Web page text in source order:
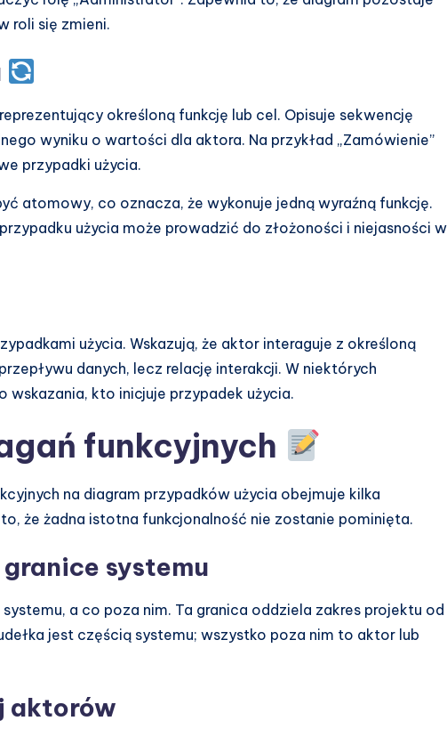
roli się zmieni.
określoną funkcję lub cel. Opisuje sekwencję
wyniku o wartości dla aktora. Na przykład „Zamówienie”
przypadki użycia.
atomowy, co oznacza, że wykonuje jedną wyraźną funkcję.
użycia może prowadzić do złożoności i niejasności w
użycia. Wskazują, że aktor interaguje z określoną
danych, lecz relację interakcji. W niektórych
wskazania, kto inicjuje przypadek użycia.
funkcyjnych
na diagram przypadków użycia obejmuje kilka
że żadna istotna funkcjonalność nie zostanie pominięta.
systemu
a co poza nim. Ta granica oddziela zakres projektu od
jest częścią systemu; wszystko poza nim to aktor lub
aktorów